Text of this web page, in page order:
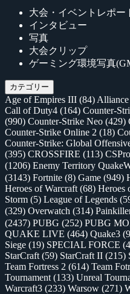
大会・イベントレポー
インタビュー
写真
大会クリップ
ゲーミング環境写真
カテゴリー
Age of Empires III (84)
Call of Duty4 (164) Counter-
(990) Counter-Strike Neo (429)
Counter-Strike Online 2 (18)
Counter-Strike: Global
(395) CROSSFIRE (113)
(1206) Enemy Territory
(3143) Fortnite (8) Game (949)
Heroes of Warcraft (68) Heroes
Storm (5) League of Legends
(329) Overwatch (314)
(2437) PUBG (252) PUBG
QUAKE LIVE (464) Quake3
Siege (19) SPECIAL FORCE
StarCraft (59) StarCraft II (215)
Team Fortress 2 (614) Team
Tournament (133) Unreal
Warcraft3 (233) Warsow (271)